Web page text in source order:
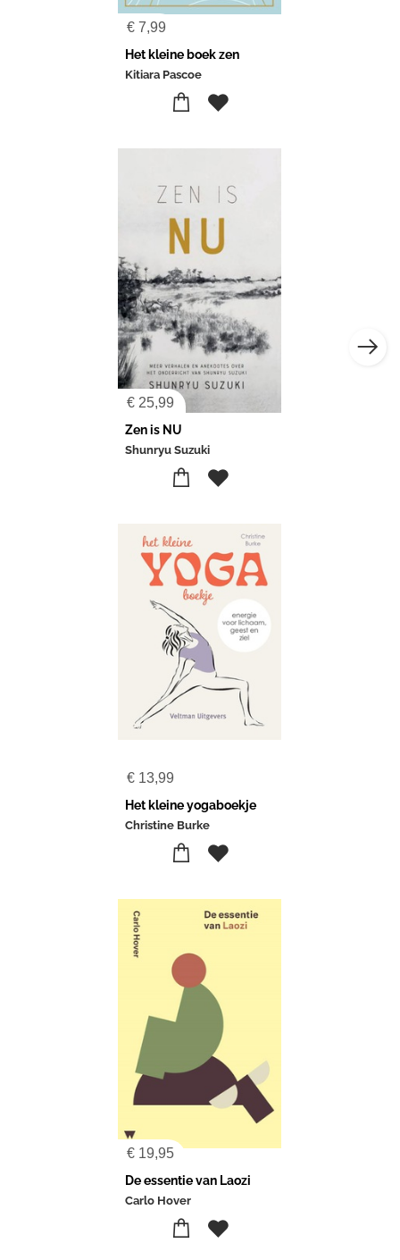
€ 7,99
Het kleine boek zen
Kitiara Pascoe
€ 25,99
Zen is NU
Shunryu Suzuki
€ 13,99
Het kleine yogaboekje
Christine Burke
€ 19,95
De essentie van Laozi
Carlo Hover